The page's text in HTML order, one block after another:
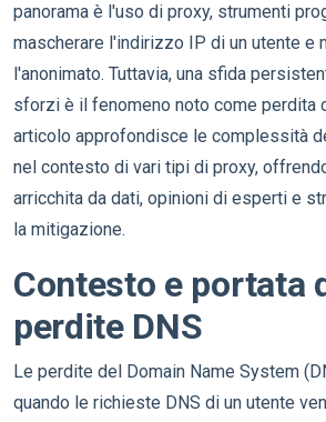
panorama è l'uso di proxy, strumenti
mascherare l'indirizzo IP di un utente e
l'anonimato. Tuttavia, una sfida
sforzi è il fenomeno noto come perdita
articolo approfondisce le complessità
nel contesto di vari tipi di proxy,
arricchita da dati, opinioni di esperti e
la mitigazione.
Contesto e portata
perdite DNS
Le perdite del Domain Name System
quando le richieste DNS di un utente